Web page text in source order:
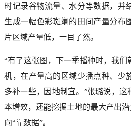
时记录谷物流量、水分等数据，并
生成一幅色彩斑斓的田间产量分布
片区域产量低，一目了然。
“有了这张图，下一季播种时，我们
机，在产量高的区域少播点种、少
多补一些，因地制宜。”张璐说，
本增效，还能挖掘土地的最大产出
向“靠数据”。